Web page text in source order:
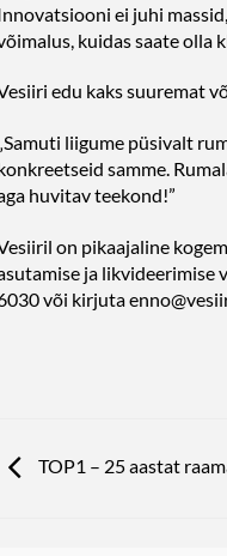
ei juhi
kuidas saate olla
edu kaks suuremat
liigume püsivalt
samme.
huvitav teekond!”
on pikaajaline
ja likvideerimise
või kirjuta
TOP1 – 25 aastat